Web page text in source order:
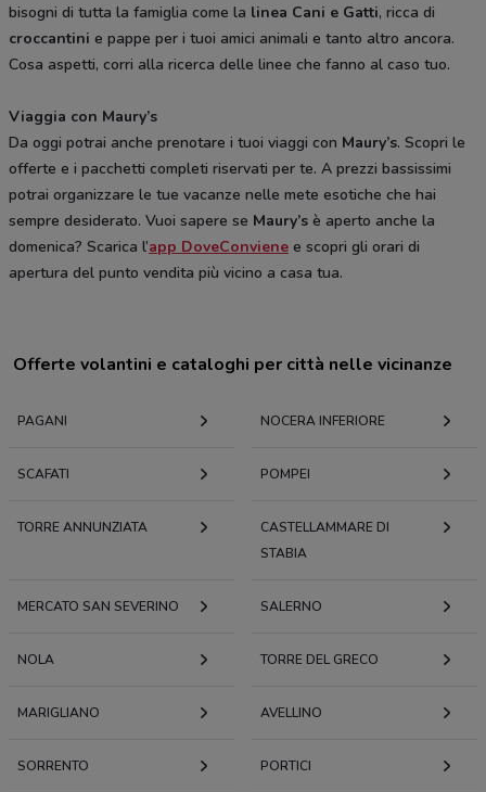
bisogni di tutta la famiglia come la linea Cani e Gatti, ricca di
croccantini e pappe per i tuoi amici animali e tanto altro ancora.
Cosa aspetti, corri alla ricerca delle linee che fanno al caso tuo.
Viaggia con Maury’s
Da oggi potrai anche prenotare i tuoi viaggi con Maury’s. Scopri le
offerte e i pacchetti completi riservati per te. A prezzi bassissimi
potrai organizzare le tue vacanze nelle mete esotiche che hai
sempre desiderato. Vuoi sapere se Maury’s è aperto anche la
domenica? Scarica l’app DoveConviene e scopri gli orari di
apertura del punto vendita più vicino a casa tua.
Offerte volantini e cataloghi per città nelle vicinanze
PAGANI NOCERA INFERIORE
SCAFATI POMPEI
TORRE ANNUNZIATA
CASTELLAMMARE DI
STABIA
MERCATO SAN SEVERINO SALERNO
NOLA TORRE DEL GRECO
MARIGLIANO AVELLINO
SORRENTO PORTICI